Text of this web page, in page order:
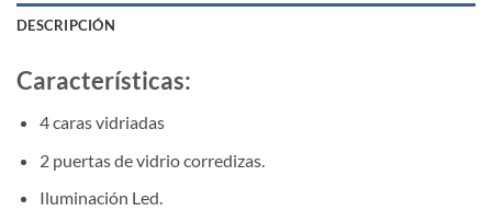
DESCRIPCIÓN
Características:
4 caras vidriadas
2 puertas de vidrio corredizas.
Iluminación Led.